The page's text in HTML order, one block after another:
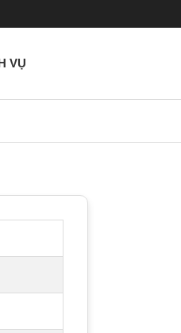
VỤ